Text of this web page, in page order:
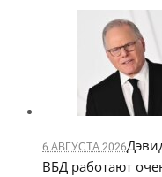
6 АВГУСТА 2026
ВБД работают